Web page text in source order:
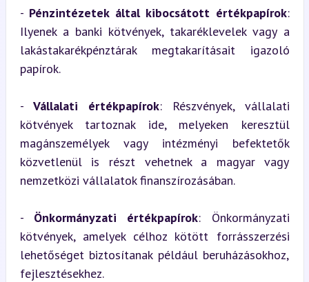
- Pénzintézetek által kibocsátott értékpapírok:
Ilyenek a banki kötvények, takaréklevelek vagy a
lakástakarékpénztárak megtakarításait igazoló
papírok.
- Vállalati értékpapírok: Részvények, vállalati
kötvények tartoznak ide, melyeken keresztül
magánszemélyek vagy intézményi befektetők
közvetlenül is részt vehetnek a magyar vagy
nemzetközi vállalatok finanszírozásában.
- Önkormányzati értékpapírok: Önkormányzati
kötvények, amelyek célhoz kötött forrásszerzési
lehetőséget biztosítanak például beruházásokhoz,
fejlesztésekhez.